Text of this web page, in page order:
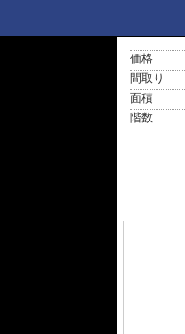
価格
間取り
面積
階数